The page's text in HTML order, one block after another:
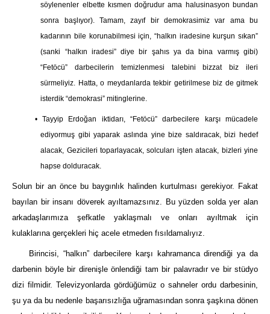
söylenenler elbette kısmen doğrudur ama halusinasyon bundan
sonra başlıyor). Tamam, zayıf bir demokrasimiz var ama bu
kadarının bile korunabilmesi için, “halkın iradesine kurşun sıkan”
(sanki “halkın iradesi” diye bir şahıs ya da bina varmış gibi)
“Fetöcü” darbecilerin temizlenmesi talebini bizzat biz ileri
sürmeliyiz. Hatta, o meydanlarda tekbir getirilmese biz de gitmek
isterdik “demokrasi” mitinglerine.
• Tayyip Erdoğan iktidarı, “Fetöcü” darbecilere karşı mücadele
ediyormuş gibi yaparak aslında yine bize saldıracak, bizi hedef
alacak, Gezicileri toparlayacak, solcuları işten atacak, bizleri yine
hapse dolduracak.
Solun bir an önce bu baygınlık halinden kurtulması gerekiyor. Fakat
bayılan bir insanı döverek ayıltamazsınız. Bu yüzden solda yer alan
arkadaşlarımıza şefkatle yaklaşmalı ve onları ayıltmak için
kulaklarına gerçekleri hiç acele etmeden fısıldamalıyız.
Birincisi, “halkın” darbecilere karşı kahramanca direndiği ya da
darbenin böyle bir direnişle önlendiği tam bir palavradır ve bir stüdyo
dizi filmidir. Televizyonlarda gördüğümüz o sahneler ordu darbesinin,
şu ya da bu nedenle başarısızlığa uğramasından sonra şaşkına dönen